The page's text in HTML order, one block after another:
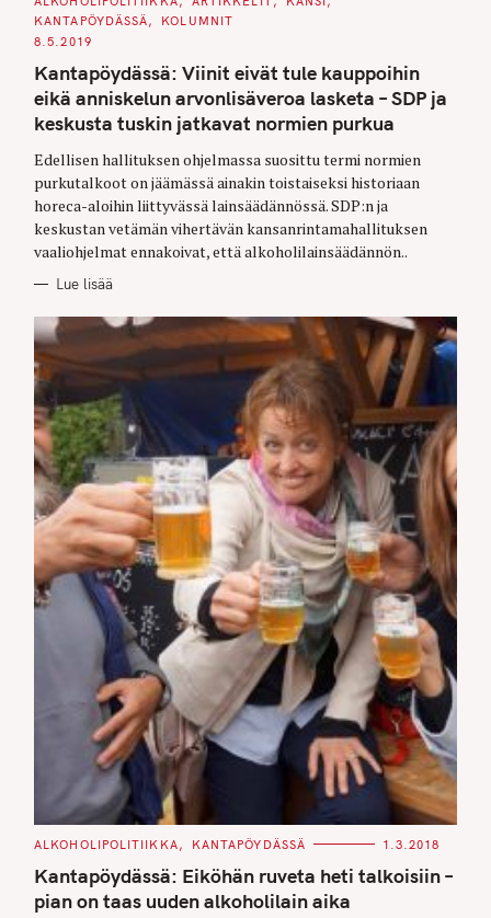
T
E
O
R
E
S
KANTAPÖYDÄSSÄ
KOLUMNIT
8.5.2019
Kantapöydässä: Viinit eivät tule kauppoihin
eikä anniskelun arvonlisäveroa lasketa – SDP ja
keskusta tuskin jatkavat normien purkua
Edellisen hallituksen ohjelmassa suosittu termi normien
purkutalkoot on jäämässä ainakin toistaiseksi historiaan
horeca-aloihin liittyvässä lainsäädännössä. SDP:n ja
keskustan vetämän vihertävän kansanrintamahallituksen
vaaliohjelmat ennakoivat, että alkoholilainsäädännön..
Lue lisää
C
T
E
G
O
ALKOHOLIPOLITIIKKA KANTAPÖYDÄSSÄ 1.3.2018
Kantapöydässä: Eiköhän ruveta heti talkoisiin –
pian on taas uuden alkoholilain aika